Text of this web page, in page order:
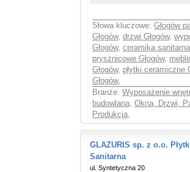
Słowa kluczowe: Głogów
Głogów, drzwi Głogów,
Głogów, ceramika sanitarna
prysznicowe Głogów,
Głogów, płytki ceramiczne
Głogów,
Branże: Wyposażenie
budowlana, Okna, Drzwi,
Produkcja,
GLAZURIS sp. z o.o.
Sanitarna
ul. Syntetyczna 20